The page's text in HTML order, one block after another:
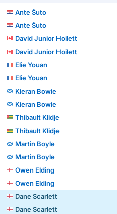
Ante Šuto
Ante Šuto
David Junior Hoilett
David Junior Hoilett
Elie Youan
Elie Youan
Kieran Bowie
Kieran Bowie
Thibault Klidje
Thibault Klidje
Martin Boyle
Martin Boyle
Owen Elding
Owen Elding
Dane Scarlett
Dane Scarlett